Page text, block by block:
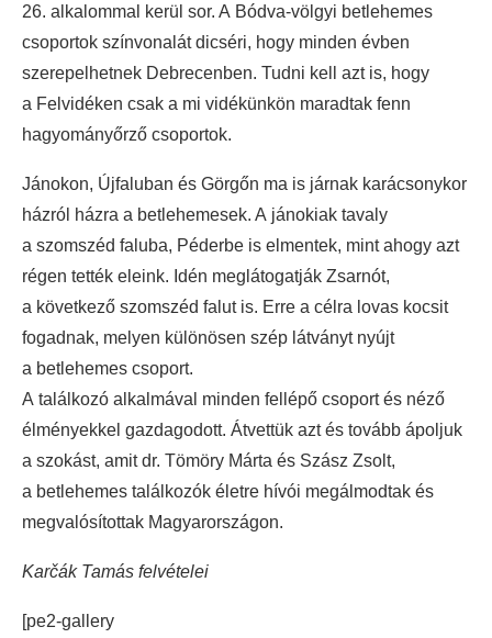
26. alkalommal kerül sor. A Bódva-völgyi betlehemes
csoportok színvonalát dicséri, hogy minden évben
szerepelhetnek Debrecenben. Tudni kell azt is, hogy
a Felvidéken csak a mi vidékünkön maradtak fenn
hagyományőrző csoportok.
Jánokon, Újfaluban és Görgőn ma is járnak karácsonykor
házról házra a betlehemesek. A jánokiak tavaly
a szomszéd faluba, Péderbe is elmentek, mint ahogy azt
régen tették eleink. Idén meglátogatják Zsarnót,
a következő szomszéd falut is. Erre a célra lovas kocsit
fogadnak, melyen különösen szép látványt nyújt
a betlehemes csoport.
A találkozó alkalmával minden fellépő csoport és néző
élményekkel gazdagodott. Átvettük azt és tovább ápoljuk
a szokást, amit dr. Tömöry Márta és Szász Zsolt,
a betlehemes találkozók életre hívói megálmodtak és
megvalósítottak Magyarországon.
Karčák Tamás felvételei
[pe2-gallery